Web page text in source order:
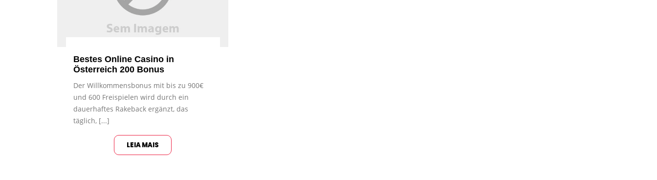
Bestes Online Casino in
Österreich 200 Bonus
Der Willkommensbonus mit bis zu 900€
und 600 Freispielen wird durch ein
dauerhaftes Rakeback ergänzt, das
täglich, [...]
LEIA MAIS